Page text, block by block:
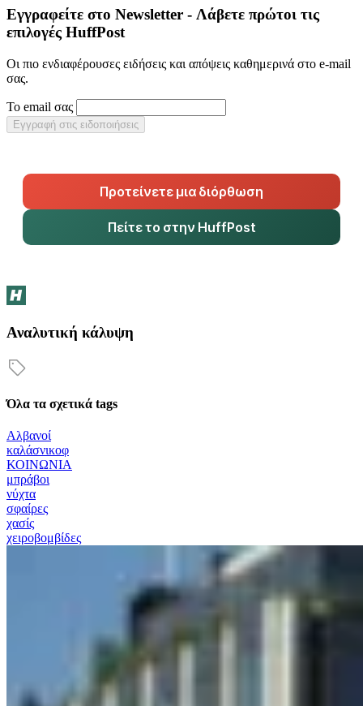
Εγγραφείτε στο Newsletter - Λάβετε πρώτοι τις
επιλογές HuffPost
Οι πιο ενδιαφέρουσες ειδήσεις και απόψεις καθημερινά στο e-mail
σας.
Το email σας
Εγγραφή στις ειδοποιήσεις
Προτείνετε μια διόρθωση
Πείτε το στην HuffPost
Αναλυτική κάλυψη
Όλα τα σχετικά tags
Αλβανοί
καλάσνικοφ
ΚΟΙΝΩΝΙΑ
μπράβοι
νύχτα
σφαίρες
χασίς
χειροβομβίδες